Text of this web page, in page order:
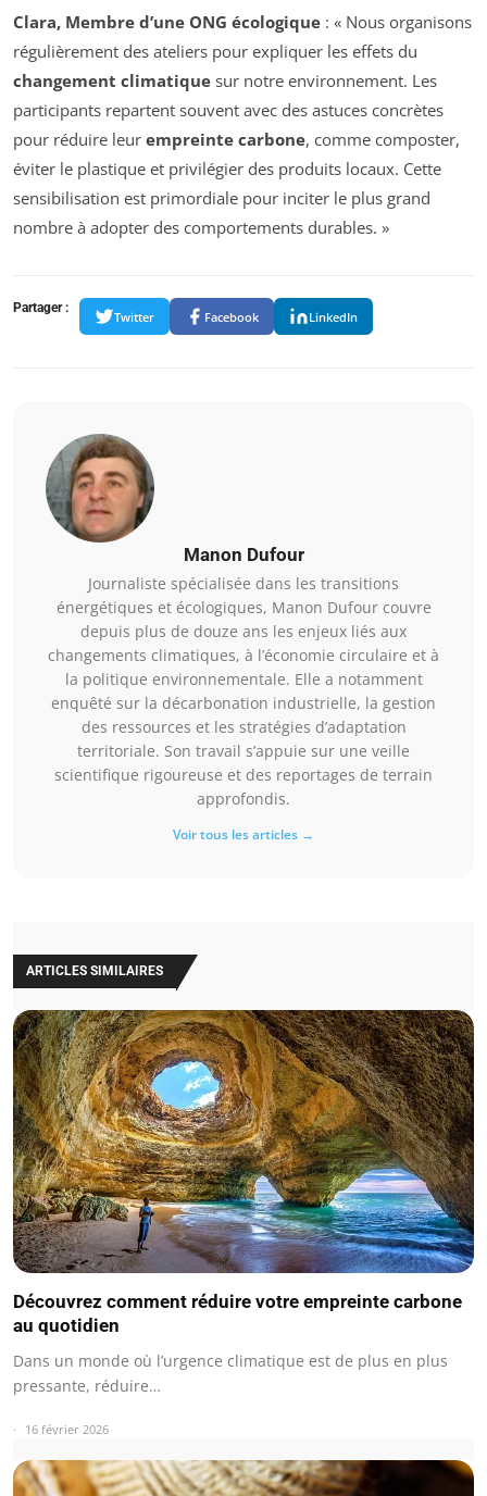
Clara, Membre d’une ONG écologique : « Nous organisons
régulièrement des ateliers pour expliquer les effets du
changement climatique sur notre environnement. Les
participants repartent souvent avec des astuces concrètes
pour réduire leur empreinte carbone, comme composter,
éviter le plastique et privilégier des produits locaux. Cette
sensibilisation est primordiale pour inciter le plus grand
nombre à adopter des comportements durables. »
Partager :
Twitter Facebook LinkedIn
Manon Dufour
Journaliste spécialisée dans les transitions
énergétiques et écologiques, Manon Dufour couvre
depuis plus de douze ans les enjeux liés aux
changements climatiques, à l’économie circulaire et à
la politique environnementale. Elle a notamment
enquêté sur la décarbonation industrielle, la gestion
des ressources et les stratégies d’adaptation
territoriale. Son travail s’appuie sur une veille
scientifique rigoureuse et des reportages de terrain
approfondis.
Voir tous les articles →
ARTICLES SIMILAIRES
Découvrez comment réduire votre empreinte carbone
au quotidien
Dans un monde où l’urgence climatique est de plus en plus
pressante, réduire…
16 février 2026